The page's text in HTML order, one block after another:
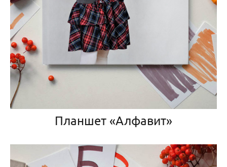
Планшет «Алфавит»